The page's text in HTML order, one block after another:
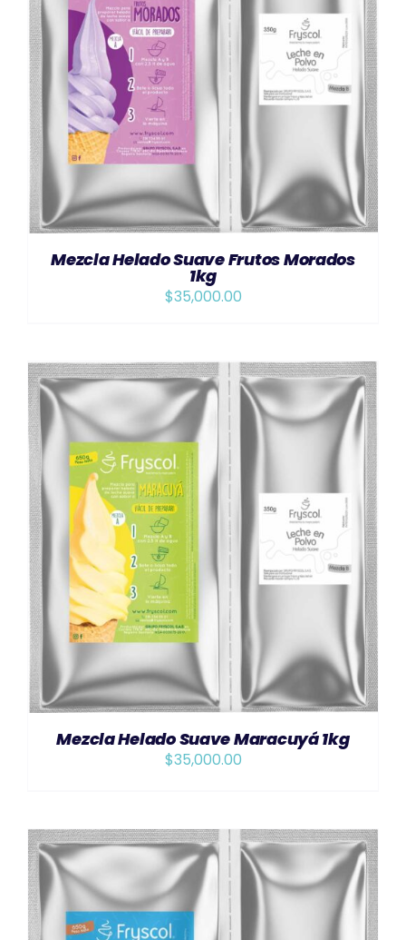
AÑADIR AL CARRITO DETAILS
Mezcla Helado Suave Frutos Morados
1kg
$35,000.00
AÑADIR AL CARRITO DETAILS
Mezcla Helado Suave Maracuyá 1kg
$35,000.00